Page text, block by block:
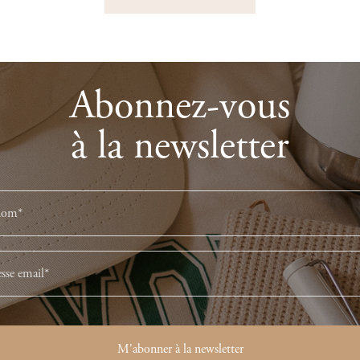
Abonnez-vous
à la newsletter
M'abonner à la newsletter